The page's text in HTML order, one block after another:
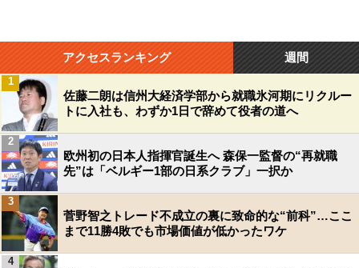
アクセスランキング 週間
佐藤二朗は信州大経済学部から就職氷河期にリクルー
トに入社も、わずか1日で辞めて役者の道へ
1
欧州初の日本人指揮官誕生へ 森保一監督の“再就職
先”は「ベルギー1部の日系クラブ」一択か
2
菅野智之トレード不成立の裏に致命的な“前科”…ここ
まで11勝4敗でも市場価値が低かったワケ
3
4